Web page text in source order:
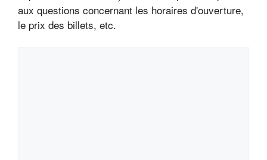
aux questions concernant les horaires d'ouverture,
le prix des billets, etc.